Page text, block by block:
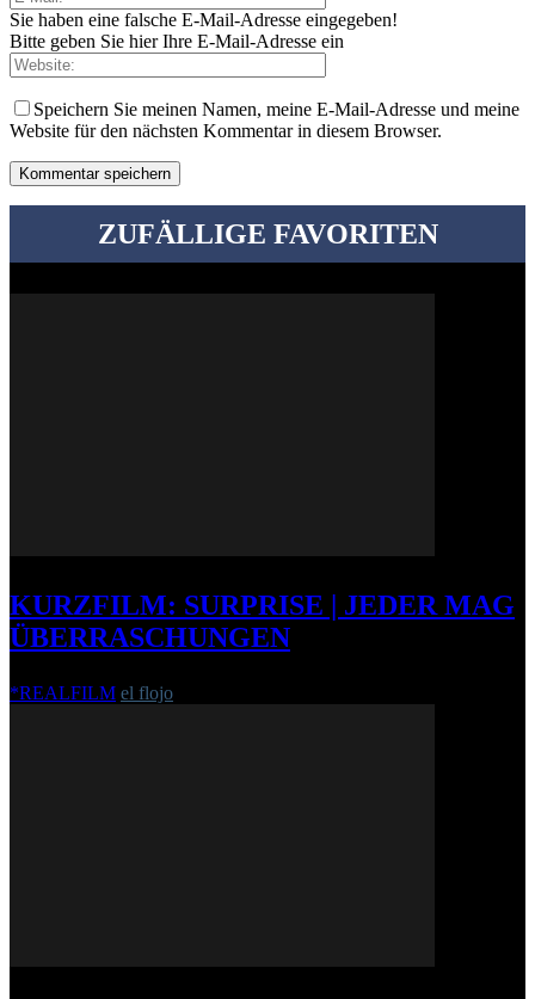
Sie haben eine falsche E-Mail-Adresse eingegeben!
Bitte geben Sie hier Ihre E-Mail-Adresse ein
Speichern Sie meinen Namen, meine E-Mail-Adresse und meine
Website für den nächsten Kommentar in diesem Browser.
ZUFÄLLIGE FAVORITEN
KURZFILM: SURPRISE | JEDER MAG
ÜBERRASCHUNGEN
*REALFILM el flojo